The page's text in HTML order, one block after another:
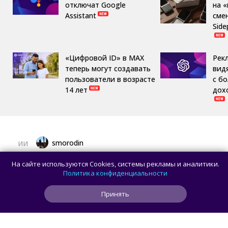
отключат Google
Assistant
«Цифровой ID» в MAX
теперь могут создавать
пользователи в возрасте
14 лет
на
с
ИИ smorodin
Искусственный интеллект обнаружил
уязвимости в двух криптографических
системах, включая стандарт AES
На сайте используются Cookies, системы рекламы и аналитики.
Политика конфиденциальности
Принять